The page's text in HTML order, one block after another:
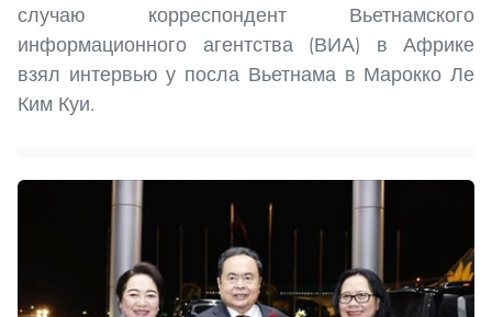
случаю корреспондент Вьетнамского
информационного агентства (ВИА) в Африке
взял интервью у посла Вьетнама в Марокко Ле
Ким Куи.